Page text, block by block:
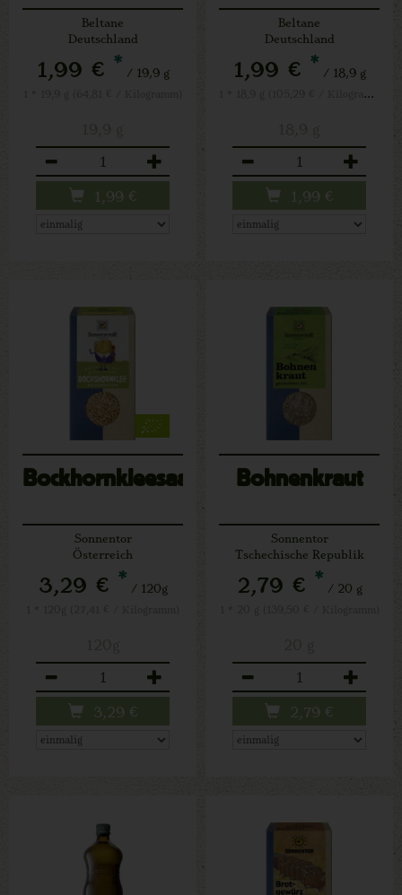
Beltane
Deutschland
1,99 € * / 19,9 g
1,99 €
Beltane
Deutschland
1,99 € * / 18,9 g
1 * 18,9 g (105,29 € / Kilogramm)
1,99 €
Bockhornkleesaat
Sonnentor
Österreich
3,29 € * / 120g
3,29 €
Bohnenkraut
Sonnentor
Tschechische Republik
2,79 € * / 20 g
2,79 €